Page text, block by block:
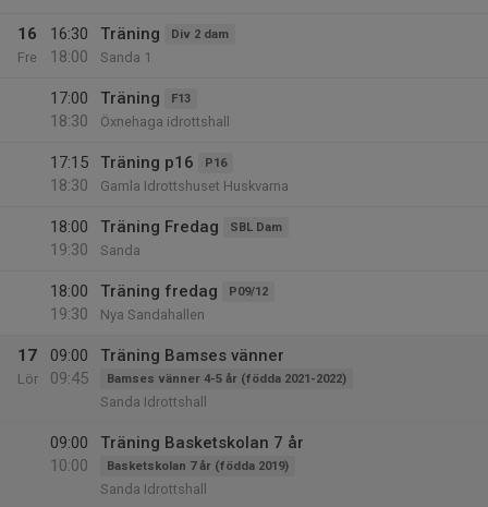
16
Fre
16:30
18:00
Träning Div 2 dam
Sanda 1
17:00
18:30
Träning F13
Öxnehaga idrottshall
17:15
18:30
Träning p16 P16
Gamla Idrottshuset Huskvarna
18:00
19:30
Träning Fredag SBL Dam
Sanda
18:00
19:30
Träning fredag P09/12
Nya Sandahallen
17
Lör
09:00
09:45
Träning Bamses vänner
Bamses vänner 4-5 år (födda 2021-2022)
Sanda Idrottshall
09:00
10:00
Träning Basketskolan 7 år
Basketskolan 7 år (födda 2019)
Sanda Idrottshall